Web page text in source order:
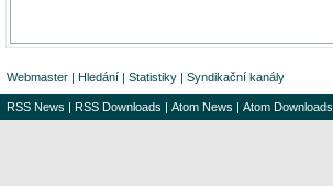
Webmaster | Hledání | Statistiky | Syndikační kanály
RSS News | RSS Downloads | Atom News | Atom Downloads